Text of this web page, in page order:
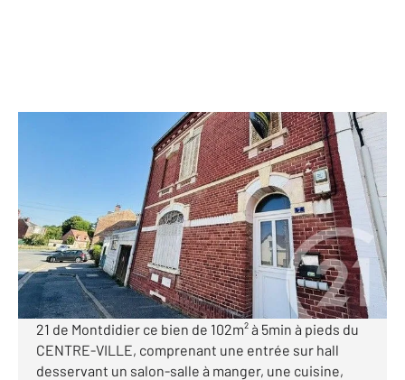
, 4 pièces
Maison à vendre
104 500 €
Visiter le site dédié
Venez découvrir au sein de notre agence CENTURY
21 de Montdidier ce bien de 102m² à 5min à pieds du
CENTRE-VILLE, comprenant une entrée sur hall
desservant un salon-salle à manger, une cuisine,